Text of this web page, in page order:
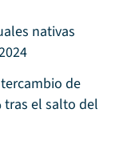
nativas
de
tras el salto del